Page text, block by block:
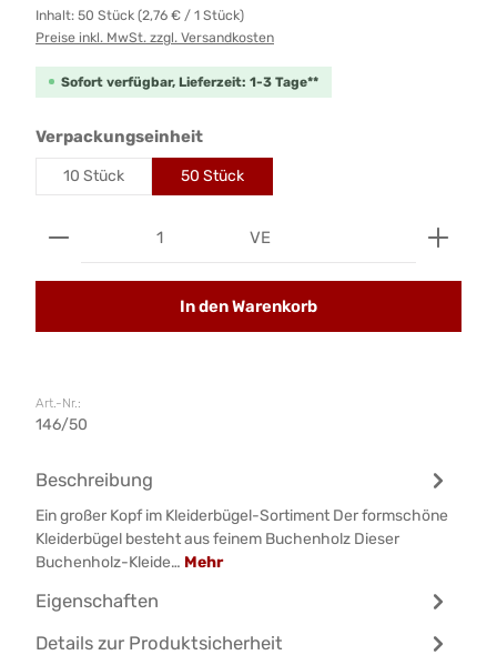
Inhalt: 50 Stück (2,76 € / 1 Stück)
Preise inkl. MwSt. zzgl. Versandkosten
Sofort verfügbar, Lieferzeit: 1-3 Tage**
Verpackungseinheitauswählen
10 Stück 50 Stück
Produkt Anzahl: Gib den gewünschten Wert
VE
In den Warenkorb
Art.-Nr.:
146/50
Beschreibung
Ein großer Kopf im Kleiderbügel-Sortiment Der formschöne
Kleiderbügel besteht aus feinem Buchenholz Dieser
Buchenholz-Kleide… Mehr
Eigenschaften
Details zur Produktsicherheit